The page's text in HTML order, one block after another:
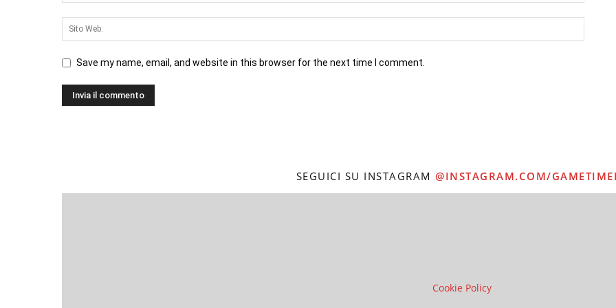
Save my name, email, and website in this browser for the next time I comment.
SEGUICI SU INSTAGRAM @INSTAGRAM.COM/
Cookie Policy